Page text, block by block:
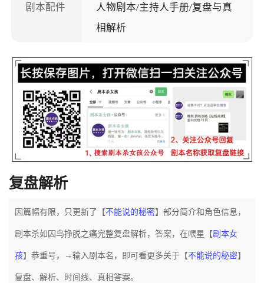
剧本配件
人物剧本/主持人手册/复盘与真
相解析
复盘解析
因篇幅有限，只更新了【不能说的秘密】部分简介和角色信息，
剧本杀如囚鸟挣脱之痛完整复盘解析，答案，在喂星【剧本女
孩】恭重号，→输入剧本名，即可看更多关于【不能说的秘密】
复盘、解析、时间线、真相答案。